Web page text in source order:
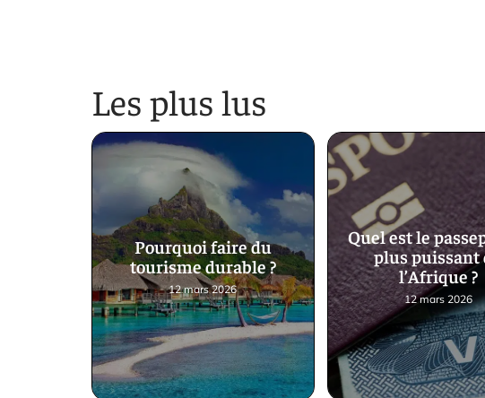
Les plus lus
Pourquoi faire du
tourisme durable ?
12 mars 2026
Quel est le
plus puissant
l’Afrique ?
12 mars 2026